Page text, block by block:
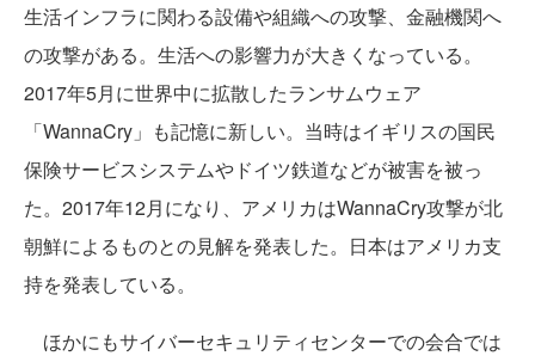
生活インフラに関わる設備や組織への攻撃、金融機関へ
の攻撃がある。生活への影響力が大きくなっている。
2017年5月に世界中に拡散したランサムウェア
「WannaCry」も記憶に新しい。当時はイギリスの国民
保険サービスシステムやドイツ鉄道などが被害を被っ
た。2017年12月になり、アメリカはWannaCry攻撃が北
朝鮮によるものとの見解を発表した。日本はアメリカ支
持を発表している。
ほかにもサイバーセキュリティセンターでの会合では